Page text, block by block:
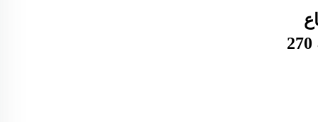
للجنسين برقبة عالية 270